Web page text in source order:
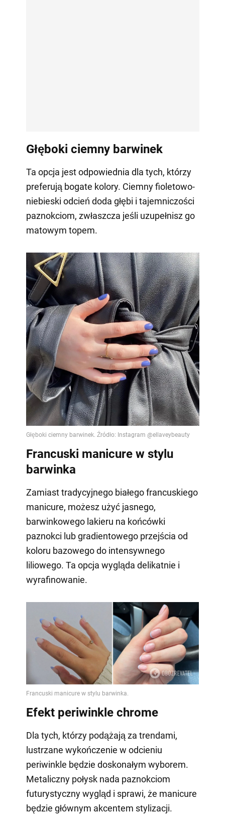
Głęboki ciemny barwinek
Ta opcja jest odpowiednia dla tych, którzy
preferują bogate kolory. Ciemny fioletowo-
niebieski odcień doda głębi i tajemniczości
paznokciom, zwłaszcza jeśli uzupełnisz go
matowym topem.
Francuski manicure w stylu
barwinka
Zamiast tradycyjnego białego francuskiego
manicure, możesz użyć jasnego,
barwinkowego lakieru na końcówki
paznokci lub gradientowego przejścia od
koloru bazowego do intensywnego
liliowego. Ta opcja wygląda delikatnie i
wyrafinowanie.
Efekt periwinkle chrome
Dla tych, którzy podążają za trendami,
lustrzane wykończenie w odcieniu
periwinkle będzie doskonałym wyborem.
Metaliczny połysk nada paznokciom
futurystyczny wygląd i sprawi, że manicure
będzie głównym akcentem stylizacji.